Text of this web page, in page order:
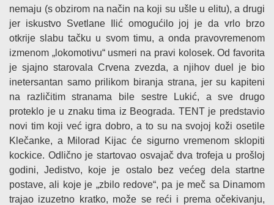
nemaju (s obzirom na način na koji su ušle u elitu), a drugi
jer iskustvo Svetlane Ilić omogućilo joj je da vrlo brzo
otkrije slabu tačku u svom timu, a onda pravovremenom
izmenom „lokomotivu“ usmeri na pravi kolosek. Od favorita
je sjajno starovala Crvena zvezda, a njihov duel je bio
inetersantan samo prilikom biranja strana, jer su kapiteni
na različitim stranama bile sestre Lukić, a sve drugo
proteklo je u znaku tima iz Beograda. TENT je predstavio
novi tim koji već igra dobro, a to su na svojoj koži osetile
Klečanke, a Milorad Kijac će sigurno vremenom sklopiti
kockice. Odlično je startovao osvajač dva trofeja u prošloj
godini, Jedistvo, koje je ostalo bez većeg dela startne
postave, ali koje je „zbilo redove“, pa je meč sa Dinamom
trajao izuzetno kratko, može se reći i prema očekivanju,